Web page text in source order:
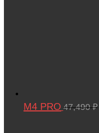
M4 PRO 47,490₽